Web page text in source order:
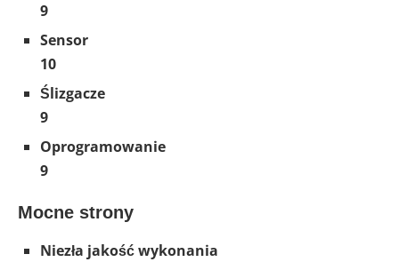
9
Sensor
10
Ślizgacze
9
Oprogramowanie
9
Mocne strony
Niezła jakość wykonania